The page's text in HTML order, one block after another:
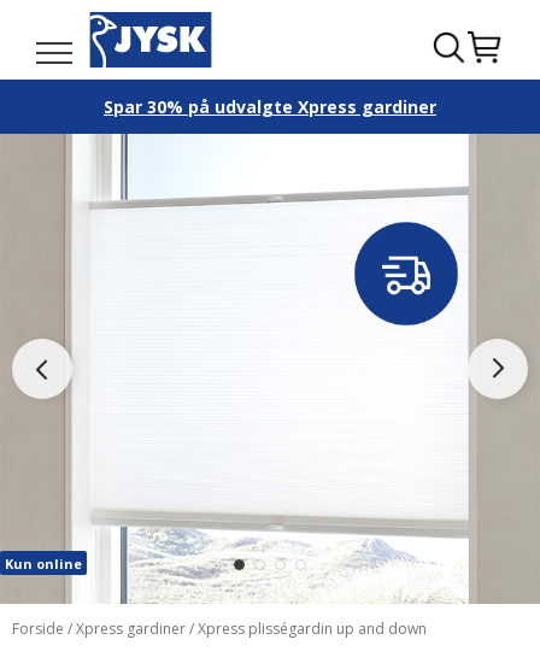
Spar 30% på udvalgte Xpress gardiner
Kun online
Forside /Xpress gardiner/ Xpress plisségardin up and down